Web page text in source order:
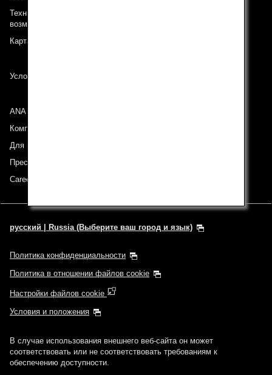
Техническая поддержка (Для клиентов с ограниченными
возможностями)
Карта сайта
Условия перевозки
ANA Group
Компании группы
Для инвесторов
Пресс-релизы
Careers (English Only)
русский | Russia (Выберите ваш город и язык)
Политика конфиденциальности
Политика в отношении файлов cookie
Настройки файлов cookie
Условия и положения
В случае использования внешнего веб-сайта он может
соответствовать или не соответствовать требованиям к
обеспечению доступности.